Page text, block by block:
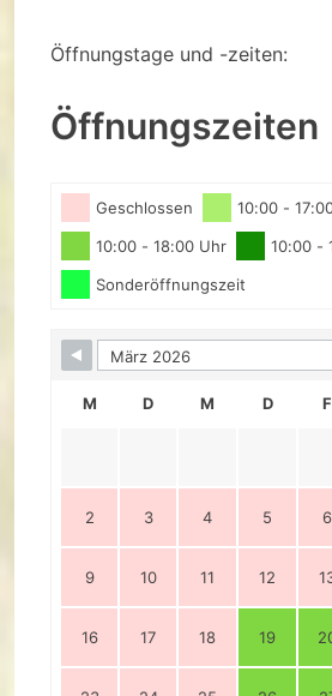
Öffnungstage und -zeiten:
Öffnungszeiten
Geschlossen
10:00 -
10:00 - 18:00 Uhr
10:00 -
Sonderöffnungszeit
M D M D F
2 3 4 5 6
9 10 11 12
16 17 18 19